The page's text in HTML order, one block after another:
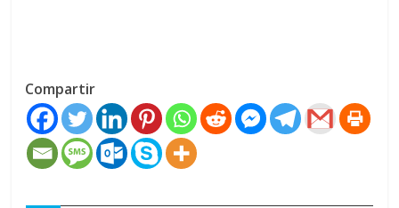
Compartir